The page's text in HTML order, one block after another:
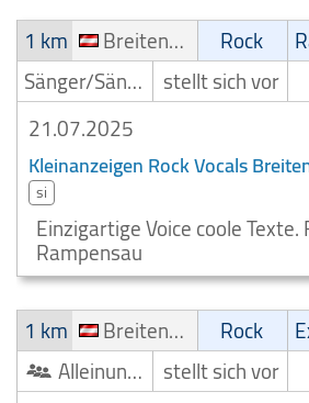
1 km
Breitenwang Rock
Sänger/Sängerin stellt sich vor
21.07.2025
Kleinanzeigen Rock Vocals
si
Einzigartige Voice coole
Rampensau
1 km
Breitenwang Rock
Alleinunterhalter
stellt sich vor